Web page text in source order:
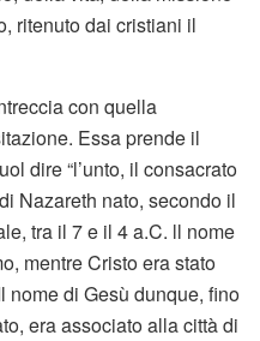
ritenuto dai cristiani il
con quella
Essa prende il
dire “l’unto, il consacrato
Nazareth nato, secondo il
tra il 7 e il 4 a.C. ll nome
mentre Cristo era stato
nome di Gesù dunque, fino
era associato alla città di